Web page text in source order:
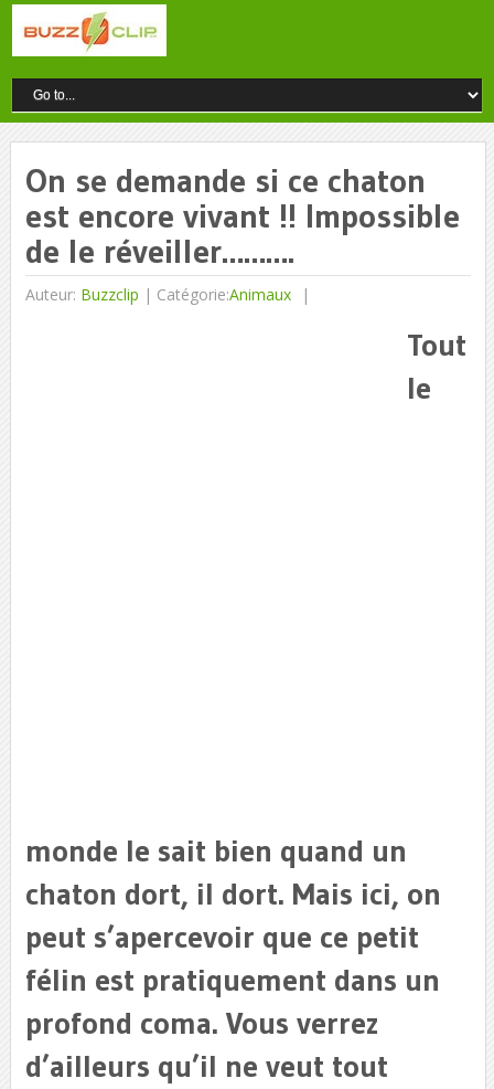
On se demande si ce chaton
est encore vivant !! Impossible
de le réveiller……….
Auteur: Buzzclip | Catégorie:Animaux
Tout
le
monde le sait bien quand un
chaton dort, il dort. Mais ici, on
peut s’apercevoir que ce petit
félin est pratiquement dans un
profond coma. Vous verrez
d’ailleurs qu’il ne veut tout